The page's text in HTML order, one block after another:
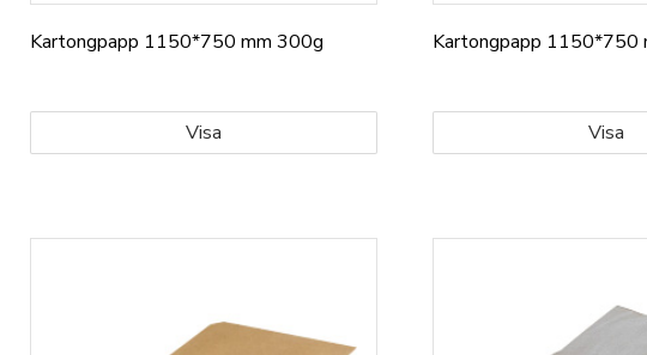
Kartongpapp 1150*750 mm 300g
Visa
Kartongpapp 1150*750
Visa